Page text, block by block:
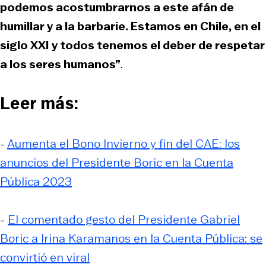
podemos acostumbrarnos a este afán de
humillar y a la barbarie. Estamos en Chile, en el
siglo XXI y todos tenemos el deber de respetar
a los seres humanos”.
Leer más:
-Aumenta el Bono Invierno y fin del CAE: los
anuncios del Presidente Boric en la Cuenta
Pública 2023
- El comentado gesto del Presidente Gabriel
Boric a Irina Karamanos en la Cuenta Pública: se
convirtió en viral